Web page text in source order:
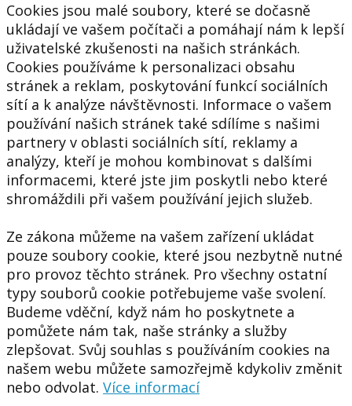
Cookies jsou malé soubory, které se dočasně
ukládají ve vašem počítači a pomáhají nám k lepší
uživatelské zkušenosti na našich stránkách.
Cookies používáme k personalizaci obsahu
stránek a reklam, poskytování funkcí sociálních
sítí a k analýze návštěvnosti. Informace o vašem
používání našich stránek také sdílíme s našimi
partnery v oblasti sociálních sítí, reklamy a
analýzy, kteří je mohou kombinovat s dalšími
informacemi, které jste jim poskytli nebo které
shromáždili při vašem používání jejich služeb.
Ze zákona můžeme na vašem zařízení ukládat
pouze soubory cookie, které jsou nezbytně nutné
pro provoz těchto stránek. Pro všechny ostatní
typy souborů cookie potřebujeme vaše svolení.
Budeme vděční, když nám ho poskytnete a
pomůžete nám tak, naše stránky a služby
zlepšovat. Svůj souhlas s používáním cookies na
našem webu můžete samozřejmě kdykoliv změnit
nebo odvolat. Více informací